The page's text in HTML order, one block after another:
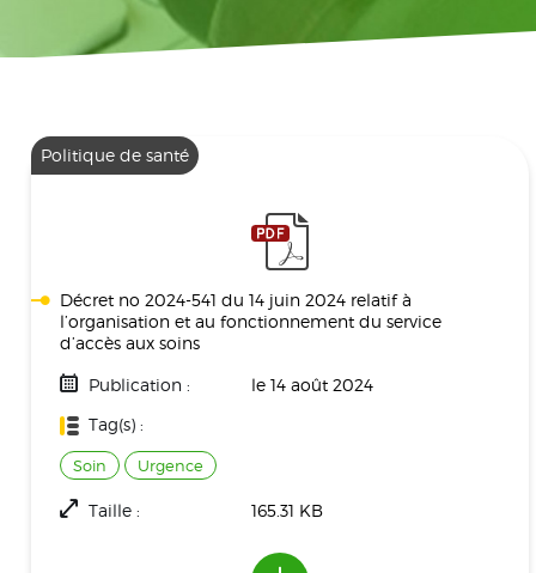
Politique de santé
Décret no 2024-541 du 14 juin 2024 relatif à
l’organisation et au fonctionnement du service
d’accès aux soins
Publication :
le 14 août 2024
Tag(s) :
Soin Urgence
Taille : 165.31 KB
450